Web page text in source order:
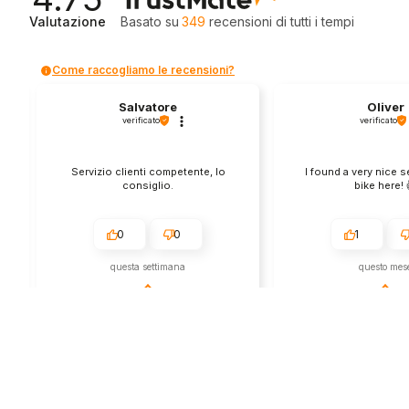
Valutazione Basato su 349 recensionidi tutti i tempi
Come raccogliamo le recensioni?
Salvatore
verificato
Servizio clienti competente, lo
consiglio.
0 0
questa settimana
Oliver
verificato
I found a very nice
bike here!
1
questo